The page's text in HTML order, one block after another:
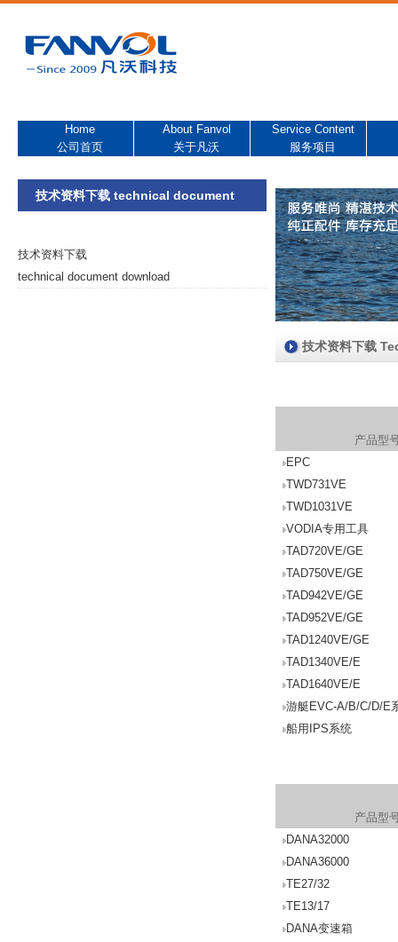
Home
公司首页
About Fanvol
关于凡沃
Service Content
服务项目
技术资料下载 technical document
技术资料下载
technical document download
技术资料下载
产品型
EPC
TWD731VE
TWD1031VE
VODIA专用工具
TAD720VE/GE
TAD750VE/GE
TAD942VE/GE
TAD952VE/GE
TAD1240VE/GE
TAD1340VE/E
TAD1640VE/E
游艇EVC-A/B/C/D/E
船用IPS系统
产品型
DANA32000
DANA36000
TE27/32
TE13/17
DANA变速箱